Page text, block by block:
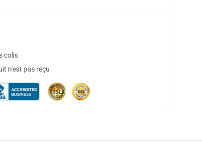
colis
n'est pas reçu